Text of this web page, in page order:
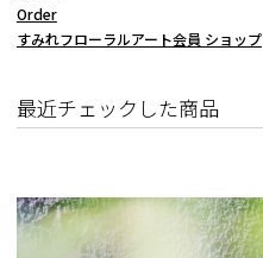
Order
すみれフローラルアート会員 ショップ
最近チェックした商品